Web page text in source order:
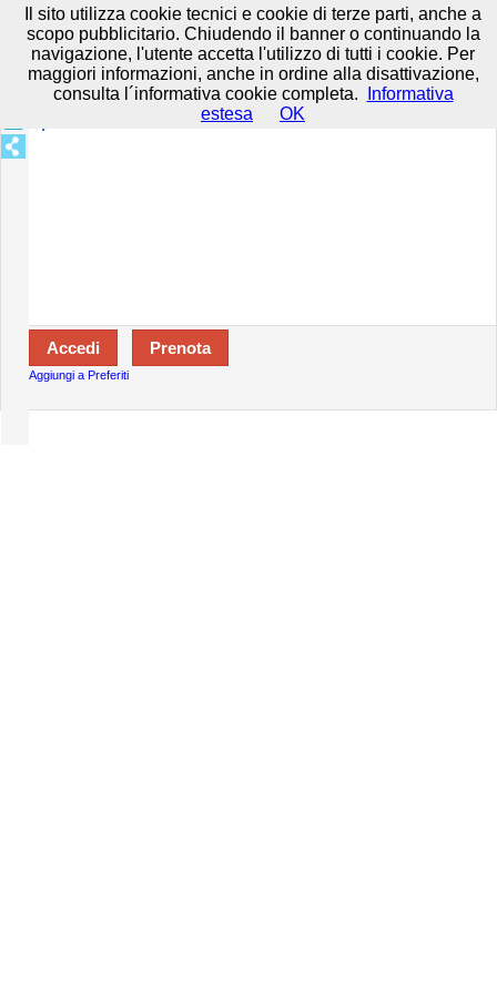
Prenota in tutta sicurezza con HTTPS All rights reserved. Privacy e
Cookie-Disclaimer-Termini d'uso
Specializzazioni:
Aggiungi a Preferiti
Il sito utilizza cookie tecnici e cookie di terze parti, anche a
scopo pubblicitario. Chiudendo il banner o continuando la
navigazione, l'utente accetta l'utilizzo di tutti i cookie. Per
maggiori informazioni, anche in ordine alla disattivazione,
consulta l´informativa cookie completa.
Informativa
estesa
OK